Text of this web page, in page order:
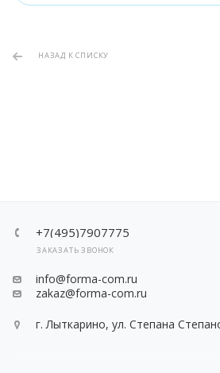
НАЗАД К СПИСКУ
+7(495)7907775
ЗАКАЗАТЬ ЗВОНОК
info@forma-com.ru
zakaz@forma-com.ru
г. Лыткарино, ул. Степана